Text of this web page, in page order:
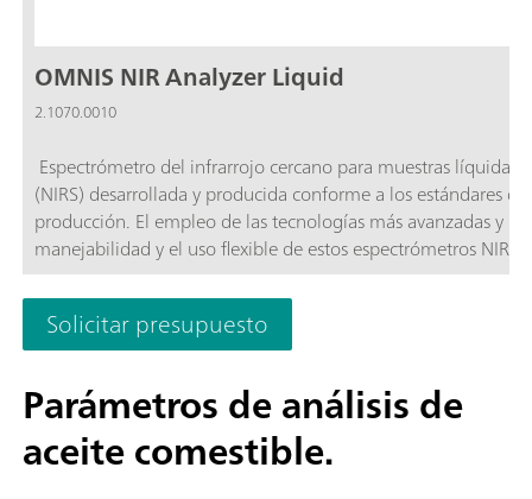
OMNIS NIR Analyzer Liquid
2.1070.0010
Espectrómetro del infrarrojo cercano para muestras
(NIRS) desarrollada y producida conforme a los estándares
producción. El empleo de las tecnologías más avanzadas y
manejabilidad y el uso flexible de estos espectrómetros
de muestras líquidas en menos de 10 segundos; Control de
y la retirada del recipiente de muestras; Fácil integración en
(titulación); Compatible con numerosos recipientes de
Solicitar presupuesto
Parámetros de análisis de
aceite comestible.